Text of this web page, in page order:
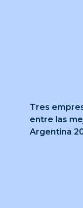
Tres
entre las
Argentina